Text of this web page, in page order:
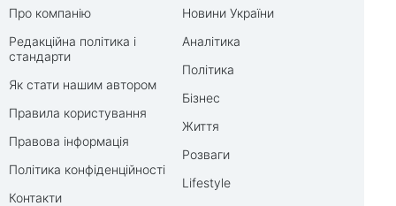
Про компанію
Редакційна політика і
стандарти
Як стати нашим автором
Правила користування
Правова інформація
Політика конфіденційності
Контакти
Новини України
Аналітика
Політика
Бізнес
Життя
Розваги
Lifestyle